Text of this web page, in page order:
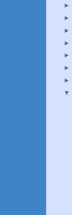
►
►
►
►
►
►
►
▼